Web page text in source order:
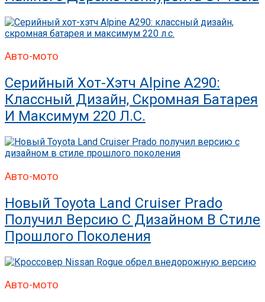
Авто-мото
Серийный Хот-Хэтч Alpine A290:
Классный Дизайн, Скромная Батарея
И Максимум 220 Л.с.
Авто-мото
Новый Toyota Land Cruiser Prado
Получил Версию С Дизайном В Стиле
Прошлого Поколения
Авто-мото